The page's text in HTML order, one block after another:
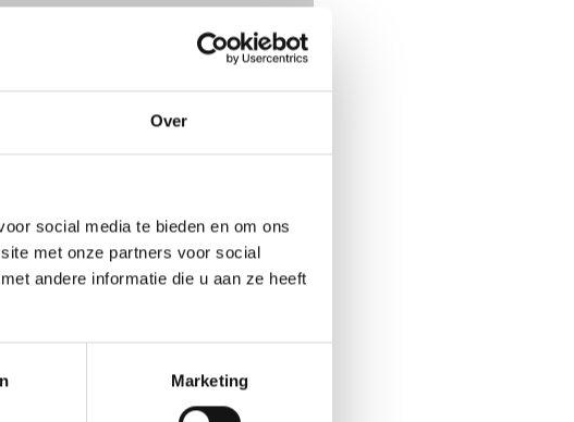
Over
social media te bieden en om ons
met onze partners voor social
andere informatie die u aan ze heeft
Marketing
Max size:
Toevoegen aan winkelwagen